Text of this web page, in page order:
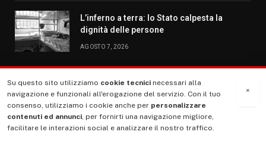
L’inferno a terra: lo Stato calpesta la
dignità delle persone
AGOSTO 7, 2026
MENU
La Nostra Storia
×
Su questo sito utilizziamo cookie tecnici necessari alla
navigazione e funzionali all'erogazione del servizio. Con il tuo
consenso, utilizziamo i cookie anche per personalizzare
contenuti ed annunci, per fornirti una navigazione migliore,
facilitare le interazioni social e analizzare il nostro traffico.